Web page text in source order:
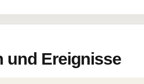
und Ereignisse